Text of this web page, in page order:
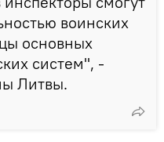
воинских
основных
систем", -
Литвы.